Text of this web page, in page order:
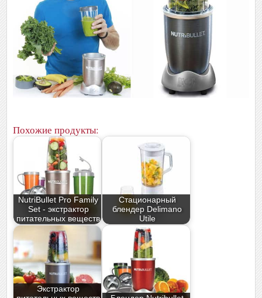
Похожие продукты:
NutriBullet Pro Family
Set - экстрактор
питательных веществ
Стационарный
блендер Delimano
Utile
Экстрактор